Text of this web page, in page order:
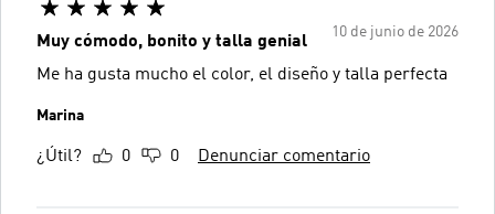
10 de junio de 2026
Muy cómodo, bonito y talla genial
Me ha gusta mucho el color, el diseño y talla perfecta
Marina
¿Útil? 0 0 Denunciar comentario